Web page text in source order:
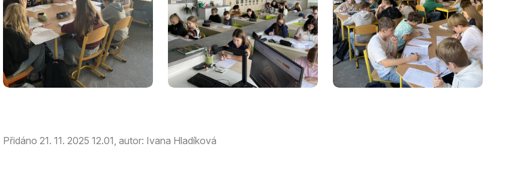
Přidáno 21. 11. 2025 12.01, autor: Ivana Hladíková